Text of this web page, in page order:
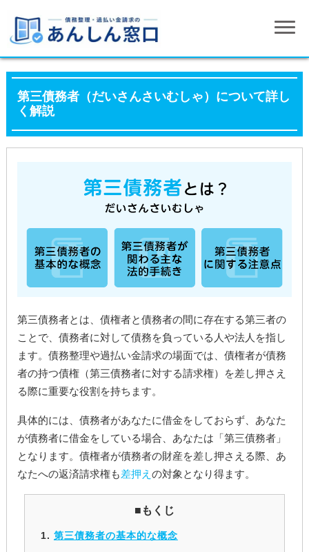
第三債務者（だいさんさいむしゃ）について詳し
く解説
第三債務者とは、債権者と債務者の間に存在する第三者の
ことで、債務者に対して債務を負っている人や法人を指し
ます。債務整理や過払い金請求の場面では、債権者が債務
者の持つ債権（第三債務者に対する請求権）を差し押さえ
る際に重要な役割を持ちます。
具体的には、債務者があなたに借金をしておらず、あなた
が債務者に借金をしている場合、あなたは「第三債務者」
となります。債権者が債務者の財産を差し押さえる際、あ
なたへの返済請求権も差押え の対象となり得ます。
■もくじ
第三債務者の基本的な概念